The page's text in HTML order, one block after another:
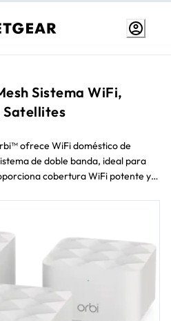
Sistema WiFi,
Satellites
ofrece WiFi doméstico de
de doble banda, ideal para
cobertura WiFi potente y